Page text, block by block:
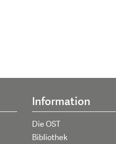
Information
Die OST
Bibliothek